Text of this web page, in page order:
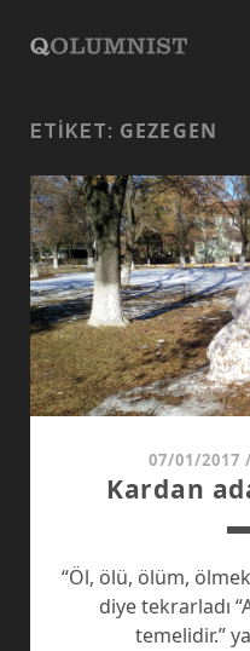
ETIKET: GEZEGEN
07/01/2017 /
Kardan
“Öl, ölü, ölüm,
diye tekrarladı
temelidir.”